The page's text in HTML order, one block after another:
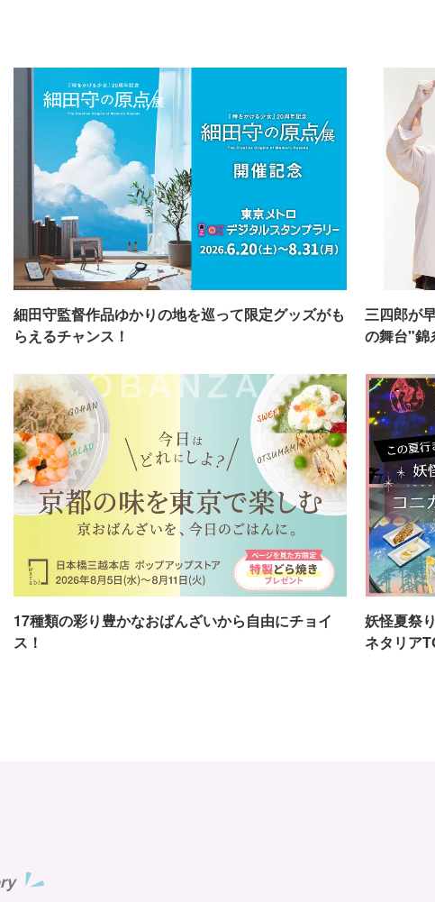
細田守監督作品ゆかりの地を巡って限定グッズがも
らえるチャンス！
三四郎が
の舞台"錦
17種類の彩り豊かなおばんざいから自由にチョイ
ス！
妖怪夏祭
ネタリア